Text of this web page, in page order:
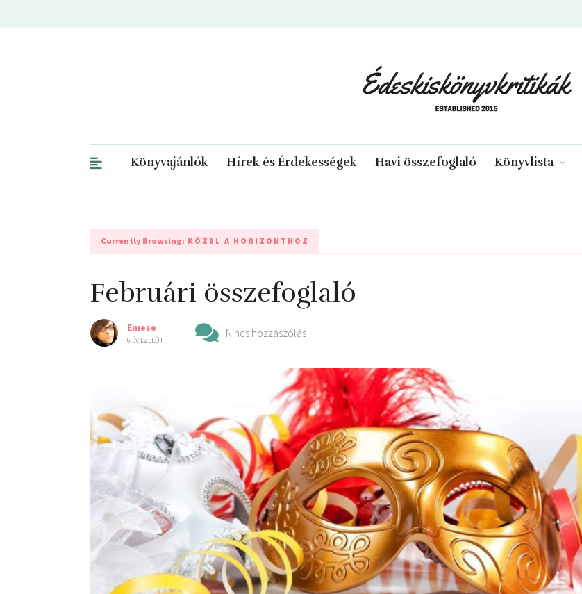
Könyvajánlók Hírek és Érdekességek Havi összefoglaló Könyvlista
Currently Browsing: KÖZEL A HORIZONTHOZ
Februári összefoglaló
Emese
6 ÉV EZELŐTT
Nincs hozzászólás